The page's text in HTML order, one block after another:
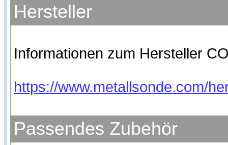
Hersteller
Informationen zum Hersteller
https://www.metallsonde.com/
Passendes Zubehör